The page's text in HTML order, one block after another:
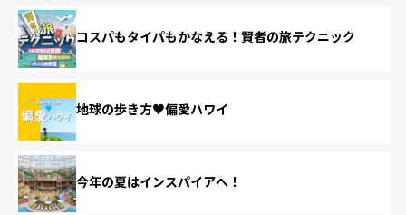
コスパもタイパもかなえる！賢者の旅テクニック
地球の歩き方♥偏愛ハワイ
今年の夏はインスパイアへ！